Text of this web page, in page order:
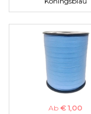
Ab € 1,00